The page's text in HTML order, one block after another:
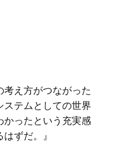
考え方がつながった
ステムとしての世界
かったという充実感
ずだ。』